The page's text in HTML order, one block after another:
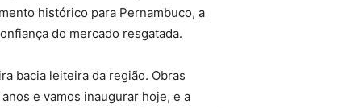
histórico para Pernambuco, a
do mercado resgatada.
bacia leiteira da região. Obras
e vamos inaugurar hoje, e a